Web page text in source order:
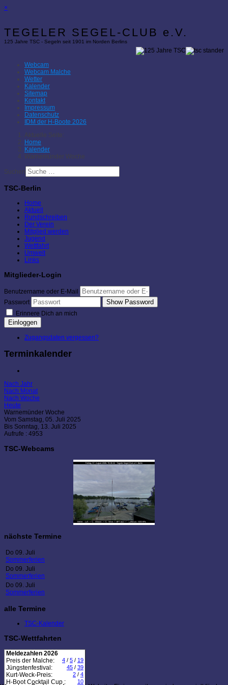
×
TEGELER SEGEL-CLUB e.V.
125 Jahre TSC - Segeln seit 1901 im Norden Berlins
Webcam
Webcam Malche
Wetter
Kalender
Sitemap
Kontakt
Impressum
Datenschutz
IDM der H-Boote 2026
Aktuelle Seite:
Home
Kalender
Warnemünder Woche
Suchen
TSC-Berlin
Home
Aktuell
Rundschreiben
Der Verein
Mitglied werden
Jugend
Wettfahrt
Umwelt
Links
Mitglieder-Login
Benutzername oder E-Mail
Passwort
Show Password
Erinnere Dich an mich
Einloggen
Zugangsdaten vergessen?
Terminkalender
Nach Jahr
Nach Monat
Nach Woche
Heute
Warnemünder Woche
Vom Samstag, 05. Juli 2025
Bis Sonntag, 13. Juli 2025
Aufrufe : 4953
TSC-Webcams
nächste Termine
Do 09. Juli
Sommerferien
Do 09. Juli
Sommerferien
Do 09. Juli
Sommerferien
alle Termine
TSC-Kalender
TSC-Wettfahrten
Meldezahlen 2026
Preis der Malche:
4 / 5 / 19
Jüngstenfestival: 45 / 39
Kurt-Weck-Preis: 2 / 4
H-Boot Cocktail Cup : 10